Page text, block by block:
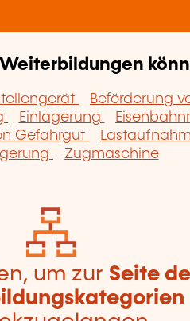
Beförderung
Einlagerung
Gefahrgut
Zugmaschine
um zur Seite